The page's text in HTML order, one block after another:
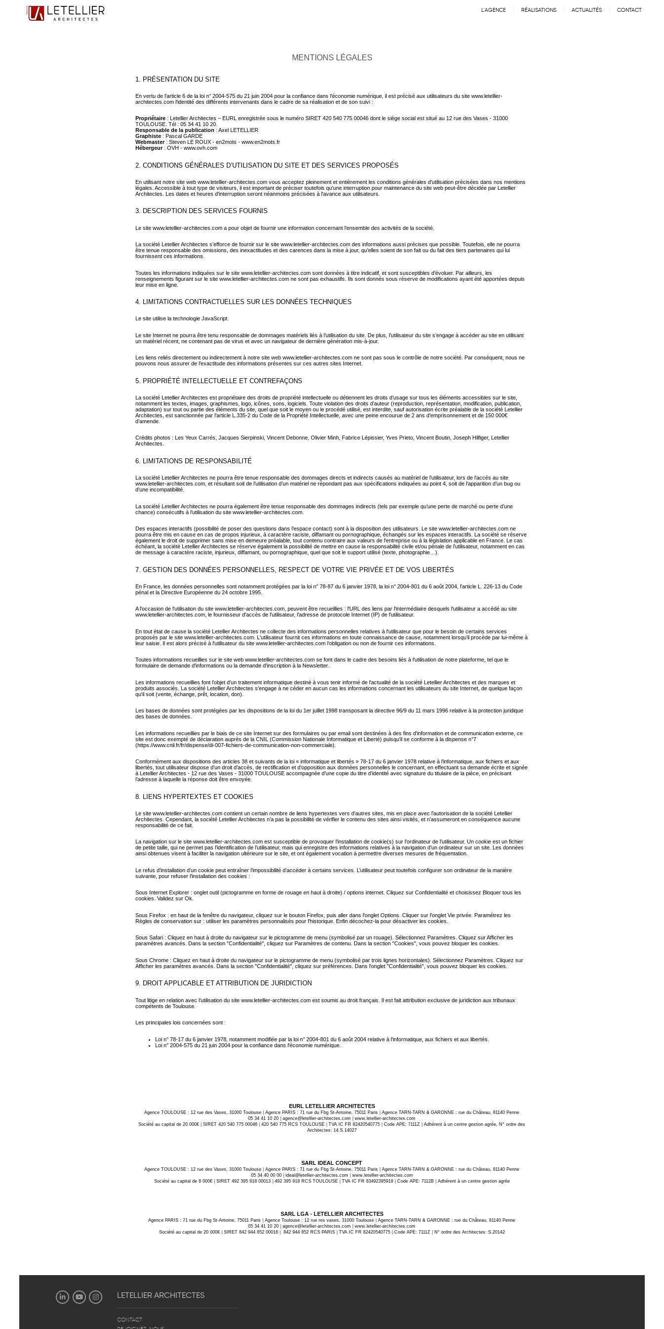
L'AGENCE RÉALISATIONS ACTUALITÉS CONTACT
MENTIONS LÉGALES
1. PRÉSENTATION DU SITE
En vertu de l'article 6 de la loi n° 2004-575 du 21 juin 2004 pour la confiance dans l'économie numérique, il est précisé aux utilisateurs du site www.letellier-
architectes.com l'identité des différents intervenants dans le cadre de sa réalisation et de son suivi :
Propriétaire: Letellier Architectes – EURL enregistrée sous le numéro SIRET 420 540 775 00046 dont le siège social est situé au 12 rue des Vases - 31000
TOULOUSE. Tél : 05 34 41 10 20.
Responsable de la publication : Axel LETELLIER
Graphiste: Pascal GARDE
Webmaster : Steven LE ROUX - en2mots - www.en2mots.fr
Hébergeur: OVH - www.ovh.com
2. CONDITIONS GÉNÉRALES D’UTILISATION DU SITE ET DES SERVICES PROPOSÉS
En utilisant notre site web www.letellier-architectes.com vous acceptez pleinement et entièrement les conditions générales d'utilisation précisées dans nos mentions
légales. Accessible à tout type de visiteurs, il est important de préciser toutefois qu'une interruption pour maintenance du site web peut-être décidée par Letellier
Architectes. Les dates et heures d'interruption seront néanmoins précisées à l'avance aux utilisateurs.
3. DESCRIPTION DES SERVICES FOURNIS
Le site www.letellier-architectes.com a pour objet de fournir une information concernant l’ensemble des activités de la société.
La société Letellier Architectes s’efforce de fournir sur le site www.letellier-architectes.com des informations aussi précises que possible. Toutefois, elle ne pourra
être tenue responsable des omissions, des inexactitudes et des carences dans la mise à jour, qu’elles soient de son fait ou du fait des tiers partenaires qui lui
fournissent ces informations.
Toutes les informations indiquées sur le site www.letellier-architectes.com sont données à titre indicatif, et sont susceptibles d’évoluer. Par ailleurs, les
renseignements figurant sur le site www.letellier-architectes.com ne sont pas exhaustifs. Ils sont donnés sous réserve de modifications ayant été apportées depuis
leur mise en ligne.
4. LIMITATIONS CONTRACTUELLES SUR LES DONNÉES TECHNIQUES
Le site utilise la technologie JavaScript.
Le site Internet ne pourra être tenu responsable de dommages matériels liés à l’utilisation du site. De plus, l’utilisateur du site s’engage à accéder au site en utilisant
un matériel récent, ne contenant pas de virus et avec un navigateur de dernière génération mis-à-jour.
Les liens reliés directement ou indirectement à notre site web www.letellier-architectes.com ne sont pas sous le contrôle de notre société. Par conséquent, nous ne
pouvons nous assurer de l’exactitude des informations présentes sur ces autres sites Internet.
5. PROPRIÉTÉ INTELLECTUELLE ET CONTREFAÇONS
La société Letellier Architectes est propriétaire des droits de propriété intellectuelle ou détiennent les droits d’usage sur tous les éléments accessibles sur le site,
notamment les textes, images, graphismes, logo, icônes, sons, logiciels. Toute violation des droits d’auteur (reproduction, représentation, modification, publication,
adaptation) sur tout ou partie des éléments du site, quel que soit le moyen ou le procédé utilisé, est interdite, sauf autorisation écrite préalable de la société Letellier
Architectes, est sanctionnée par l’article L.335-2 du Code de la Propriété Intellectuelle, avec une peine encourue de 2 ans d’emprisonnement et de 150 000€
d’amende.
Crédits photos : Les Yeux Carrés, Jacques Sierpinski, Vincent Debonne, Olivier Minh, Fabrice Lépissier, Yves Prieto, Vincent Boutin, Joseph Hilfiger, Letellier
Architectes.
6. LIMITATIONS DE RESPONSABILITÉ
La société Letellier Architectes ne pourra être tenue responsable des dommages directs et indirects causés au matériel de l’utilisateur, lors de l’accès au site
www.letellier-architectes.com, et résultant soit de l’utilisation d’un matériel ne répondant pas aux spécifications indiquées au point 4, soit de l’apparition d’un bug ou
d’une incompatibilité.
La société Letellier Architectes ne pourra également être tenue responsable des dommages indirects (tels par exemple qu’une perte de marché ou perte d’une
chance) consécutifs à l’utilisation du site www.letellier-architectes.com.
Des espaces interactifs (possibilité de poser des questions dans l’espace contact) sont à la disposition des utilisateurs. Le site www.letellier-architectes.com ne
pourra être mis en cause en cas de propos injurieux, à caractère raciste, diffamant ou pornographique, échangés sur les espaces interactifs. La société se réserve
également le droit de supprimer sans mise en demeure préalable, tout contenu contraire aux valeurs de l'entreprise ou à la législation applicable en France. Le cas
échéant, la société Letellier Architectes se réserve également la possibilité de mettre en cause la responsabilité civile et/ou pénale de l’utilisateur, notamment en cas
de message à caractère raciste, injurieux, diffamant, ou pornographique, quel que soit le support utilisé (texte, photographie…).
7. GESTION DES DONNÉES PERSONNELLES, RESPECT DE VOTRE VIE PRIVÉE ET DE VOS LIBERTÉS
En France, les données personnelles sont notamment protégées par la loi n° 78-87 du 6 janvier 1978, la loi n° 2004-801 du 6 août 2004, l'article L. 226-13 du Code
pénal et la Directive Européenne du 24 octobre 1995.
A l'occasion de l'utilisation du site www.letellier-architectes.com, peuvent être recueillies : l'URL des liens par l'intermédiaire desquels l'utilisateur a accédé au site
www.letellier-architectes.com, le fournisseur d'accès de l'utilisateur, l'adresse de protocole Internet (IP) de l'utilisateur.
En tout état de cause la société Letellier Architectes ne collecte des informations personnelles relatives à l'utilisateur que pour le besoin de certains services
proposés par le site www.letellier-architectes.com. L'utilisateur fournit ces informations en toute connaissance de cause, notamment lorsqu'il procède par lui-même à
leur saisie. Il est alors précisé à l'utilisateur du site www.letellier-architectes.com l’obligation ou non de fournir ces informations.
Toutes informations recueillies sur le site web www.letellier-architectes.com se font dans le cadre des besoins liés à l'utilisation de notre plateforme, tel que le
formulaire de demande d'informations ou la demande d'inscription à la Newsletter.
Les informations recueillies font l’objet d’un traitement informatique destiné à vous tenir informé de l'actualité de la société Letellier Architectes et des marques et
produits associés. La société Letellier Architectes s'engage à ne céder en aucun cas les informations concernant les utilisateurs du site Internet, de quelque façon
qu'il soit (vente, échange, prêt, location, don).
Les bases de données sont protégées par les dispositions de la loi du 1er juillet 1998 transposant la directive 96/9 du 11 mars 1996 relative à la protection juridique
des bases de données.
Les informations recueillies par le biais de ce site Internet sur des formulaires ou par email sont destinées à des fins d'information et de communication externe, ce
site est donc exempté de déclaration auprès de la CNIL (Commission Nationale Informatique et Liberté) puisqu'il se conforme à la dispense n°7
(https://www.cnil.fr/fr/dispense/di-007-fichiers-de-communication-non-commerciale).
Conformément aux dispositions des articles 38 et suivants de la loi « informatique et libertés » 78-17 du 6 janvier 1978 relative à l’informatique, aux fichiers et aux
libertés, tout utilisateur dispose d’un droit d’accès, de rectification et d’opposition aux données personnelles le concernant, en effectuant sa demande écrite et signée
à Letellier Architectes - 12 rue des Vases - 31000 TOULOUSE accompagnée d’une copie du titre d’identité avec signature du titulaire de la pièce, en précisant
l’adresse à laquelle la réponse doit être envoyée.
8. LIENS HYPERTEXTES ET COOKIES
Le site www.letellier-architectes.com contient un certain nombre de liens hypertextes vers d’autres sites, mis en place avec l’autorisation de la société Letellier
Architectes. Cependant, la société Letellier Architectes n’a pas la possibilité de vérifier le contenu des sites ainsi visités, et n’assumeront en conséquence aucune
responsabilité de ce fait.
La navigation sur le site www.letellier-architectes.com est susceptible de provoquer l’installation de cookie(s) sur l’ordinateur de l’utilisateur. Un cookie est un fichier
de petite taille, qui ne permet pas l’identification de l’utilisateur, mais qui enregistre des informations relatives à la navigation d’un ordinateur sur un site. Les données
ainsi obtenues visent à faciliter la navigation ultérieure sur le site, et ont également vocation à permettre diverses mesures de fréquentation.
Le refus d’installation d’un cookie peut entraîner l’impossibilité d’accéder à certains services. L’utilisateur peut toutefois configurer son ordinateur de la manière
suivante, pour refuser l’installation des cookies :
Sous Internet Explorer : onglet outil (pictogramme en forme de rouage en haut à droite) / options internet. Cliquez sur Confidentialité et choisissez Bloquer tous les
cookies. Validez sur Ok.
Sous Firefox : en haut de la fenêtre du navigateur, cliquez sur le bouton Firefox, puis aller dans l'onglet Options. Cliquer sur l'onglet Vie privée. Paramétrez les
Règles de conservation sur : utiliser les paramètres personnalisés pour l'historique. Enfin décochez-la pour désactiver les cookies.
Sous Safari : Cliquez en haut à droite du navigateur sur le pictogramme de menu (symbolisé par un rouage). Sélectionnez Paramètres. Cliquez sur Afficher les
paramètres avancés. Dans la section "Confidentialité", cliquez sur Paramètres de contenu. Dans la section "Cookies", vous pouvez bloquer les cookies.
Sous Chrome : Cliquez en haut à droite du navigateur sur le pictogramme de menu (symbolisé par trois lignes horizontales). Sélectionnez Paramètres. Cliquez sur
Afficher les paramètres avancés. Dans la section "Confidentialité", cliquez sur préférences. Dans l'onglet "Confidentialité", vous pouvez bloquer les cookies.
9. DROIT APPLICABLE ET ATTRIBUTION DE JURIDICTION
Tout litige en relation avec l’utilisation du site www.letellier-architectes.com est soumis au droit français. Il est fait attribution exclusive de juridiction aux tribunaux
compétents de Toulouse.
Les principales lois concernées sont :
Loi n° 78-17 du 6 janvier 1978, notamment modifiée par la loi n° 2004-801 du 6 août 2004 relative à l'informatique, aux fichiers et aux libertés.
Loi n° 2004-575 du 21 juin 2004 pour la confiance dans l'économie numérique.
EURL LETELLIER ARCHITECTES
Agence TOULOUSE : 12 rue des Vases, 31000 Toulouse Agence PARIS : 71 rue du Fbg St-Antoine, 75011 Paris
Agence TARN-TARN & GARONNE : rue du Château, 81140 Penne
05 34 41 10 20
agence@letellier-architectes.com
www.letellier-architectes.com
Société au capital de 20 000€
SIRET 420 540 775 00046 420 540 775 RCS TOULOUSE TVA IC FR 82420540775 Code APE: 7111Z
Adhérent à un centre gestion agrée, N° ordre des
Architectes: 14.S.14027
SARL IDEAL CONCEPT
Agence TOULOUSE : 12 rue des Vases, 31000 Toulouse Agence PARIS : 71 rue du Fbg St-Antoine, 75011 Paris
Agence TARN-TARN & GARONNE : rue du Château, 81140 Penne
05 34 40 00 00| ideal@letellier-architectes.com
www.letellier-architectes.com
Société au capital de 8 000€
SIRET 492 395 918 00013 492 395 918 RCS TOULOUSE TVA IC FR 83492395918 Code APE: 7112B Adhérent à un centre gestion agrée
SARL LGA - LETELLIER ARCHITECTES
Agence PARIS : 71 rue du Fbg St-Antoine, 75011 Paris Agence Toulouse : 12 rue res vases, 31000 Toulouse
Agence TARN-TARN & GARONNE : rue du Château, 81140 Penne
05 34 41 10 20
agence@letellier-architectes.com
www.letellier-architectes.com
Société au capital de 20 000€
SIRET 842 944 852 00016 842 944 852 RCS PARIS TVA IC FR 82420540775 Code APE: 7111Z N° ordre des Architectes: S.20142
LETELLIER ARCHITECTES
CONTACT